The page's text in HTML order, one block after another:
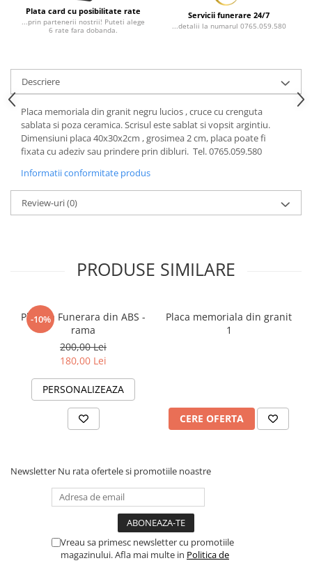
Plata card cu posibilitate rate
...prin partenerii nostrii! Puteti alege
6 rate fara dobanda.
Servicii funerare 24/7
...detalii la numarul 0765.059.580
Descriere
Placa memoriala din granit negru lucios , cruce cu crenguta
sablata si poza ceramica. Scrisul este sablat si vopsit argintiu.
Dimensiuni placa 40x30x2cm , grosimea 2 cm, placa poate fi
fixata cu adeziv sau prindere prin dibluri. Tel. 0765.059.580
Informatii conformitate produs
Review-uri(0)
PRODUSE SIMILARE
-10%
Placuta Funerara din ABS -
rama
200,00 Lei
180,00 Lei
PERSONALIZEAZA
Placa memoriala din granit
1
CERE OFERTA
Newsletter Nu rata ofertele si promotiile noastre
Vreau sa primesc newsletter cu promotiile
magazinului. Afla mai multe in Politica de